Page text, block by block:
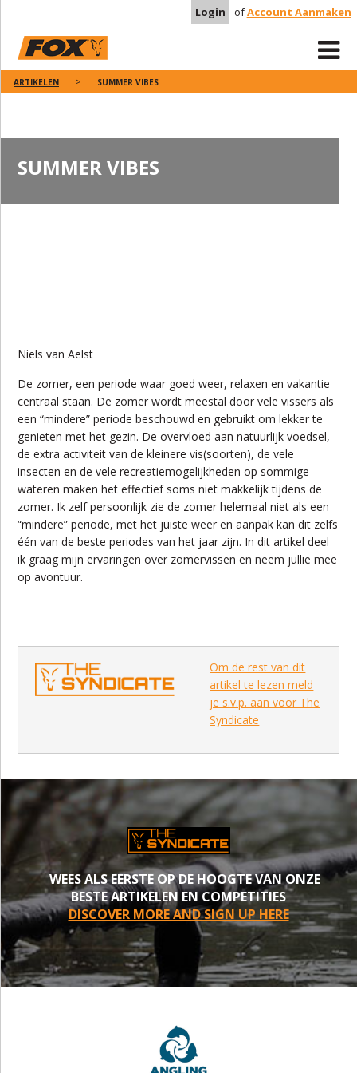
Login ofAccount Aanmaken
ARTIKELEN SUMMER VIBES
SUMMER VIBES
Niels van Aelst
De zomer, een periode waar goed weer, relaxen en vakantie
centraal staan. De zomer wordt meestal door vele vissers als
een “mindere” periode beschouwd en gebruikt om lekker te
genieten met het gezin. De overvloed aan natuurlijk voedsel,
de extra activiteit van de kleinere vis(soorten), de vele
insecten en de vele recreatiemogelijkheden op sommige
wateren maken het effectief soms niet makkelijk tijdens de
zomer. Ik zelf persoonlijk zie de zomer helemaal niet als een
“mindere” periode, met het juiste weer en aanpak kan dit zelfs
één van de beste periodes van het jaar zijn. In dit artikel deel
ik graag mijn ervaringen over zomervissen en neem jullie mee
op avontuur.
Om de rest van dit
artikel te lezen meld
je s.v.p. aan voor The
Syndicate
WEES ALS EERSTE OP DE HOOGTE VAN ONZE
BESTE ARTIKELEN EN COMPETITIES
DISCOVER MORE AND SIGN UP HERE